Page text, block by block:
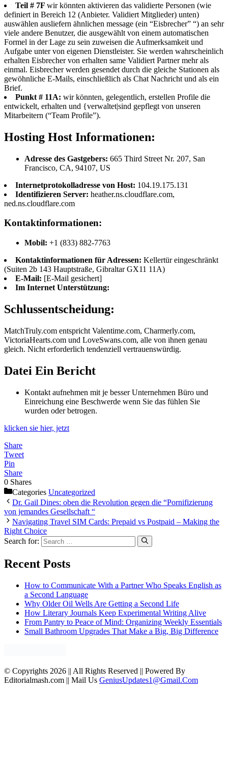
Teil # 7F wir könnten aktivieren das validierte Personen (wie
definiert in Bereich 12 (Anbieter. Validiert Mitglieder) unten)
auswählen ausliefern ähnlichen message (ein “Eisbrecher” “) an sehr
viele andere Benutzer, die ausgewählt von einem automatischen
Formel in der Lage zu sein zuweisen die Aufmerksamkeit und
Aufgabe unter von eigenen Dienstleister. Sie werden wahrscheinlich
erhalten Eisbrecher von erhalten same Validiert Partner mehr als
einmal. Eisbrecher werden gesendet durch die gleiche Stationen als
gewöhnliche E-Mails, einschließlich als Chat Nachricht und als ein
Brief.
Punkt # 11A: wir könnten, gelegentlich, erstellen Profile die
entwickelt, erhalten und {verwaltet|sind gepflegt von unseren
Mitarbeitern (“Team Profile”).
Hosting Host Informationen:
Adresse des Gastgebers: 665 Third Street Nr. 207, San
Francisco, CA, 94107, US
Internetprotokolladresse von Host: 104.19.175.131
Identifizieren Server: heather.ns.cloudflare.com,
ned.ns.cloudflare.com
Kontaktinformationen:
Mobil: +1 (833) 882-7763
Kontaktinformationen für Adressen: Kellertür eingeschränkt
(Suiten 2b 143 Hauptstraße, Gibraltar GX11 11A)
E-Mail: [E-Mail gesichert]
Im Internet Unterstützung:
Schlussentscheidung:
MatchTruly.com entspricht Valentime.com, Charmerly.com,
VictoriaHearts.com und LoveSwans.com, alle von ihnen genau
gleich. Nicht erforderlich tendenziell vertrauenswürdig.
Datei Ein Bericht
Kontakt aufnehmen mit je besser Unternehmen Büro und
Einreichung eine Beschwerde wenn Sie das fühlen Sie
wurden oder betrogen.
klicken sie hier, jetzt
Share
Tweet
Pin
Share
0 Shares
Categories Uncategorized
Dr. Gail Dines: oben die Revolution gegen die “Pornifizierung
von jemandes Gesellschaft “
Navigating Travel SIM Cards: Prepaid vs Postpaid – Making the
Right Choice
Search for:
Recent Posts
How to Communicate With a Partner Who Speaks English as
a Second Language
Why Older Oil Wells Are Getting a Second Life
How Literary Journals Keep Experimental Writing Alive
From Pantry to Peace of Mind: Organizing Weekly Essentials
Small Bathroom Upgrades That Make a Big, Big Difference
© Copyrights 2026 || All Rights Reserved || Powered By
Editorialmash.com || Mail Us GeniusUpdates1@Gmail.Com